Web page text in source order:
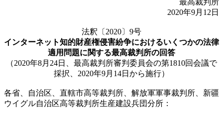
最高裁判所
2020年9月12日
法釈〔2020〕9号
インターネット知的財産権侵害紛争におけるいくつかの法律
適用問題に関する最高裁判所の回答
（2020年8月24日、最高裁判所審判委員会の第1810回会議で
採択、2020年9月14日から施行）
各省、自治区、直轄市高等裁判所、解放軍軍事裁判所、新疆
ウイグル自治区高等裁判所生産建設兵団分所：